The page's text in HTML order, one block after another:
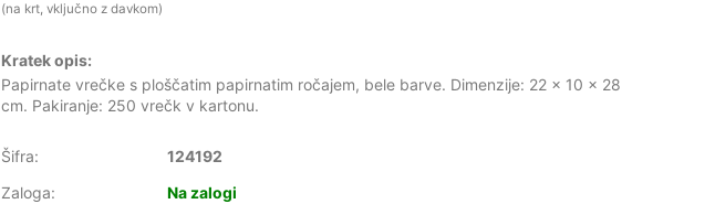
(na krt, vključno z davkom)
Kratek opis:
Papirnate vrečke s ploščatim papirnatim ročajem, bele barve. Dimenzije: 22 x 10 x 28
cm. Pakiranje: 250 vrečk v kartonu.
Šifra:
124192
Zaloga:
Na zalogi